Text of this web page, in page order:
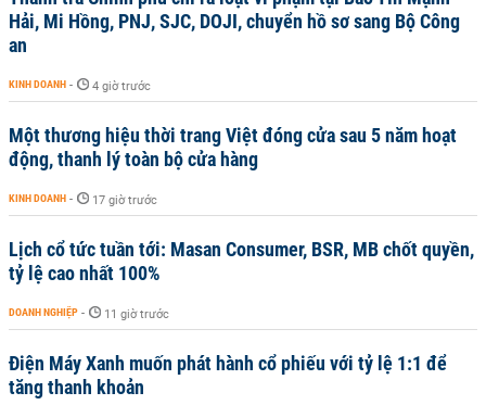
Hải, Mi Hồng, PNJ, SJC, DOJI, chuyển hồ sơ sang Bộ Công
an
KINH DOANH - 4 giờ trước
Một thương hiệu thời trang Việt đóng cửa sau 5 năm hoạt
động, thanh lý toàn bộ cửa hàng
KINH DOANH - 17 giờ trước
Lịch cổ tức tuần tới: Masan Consumer, BSR, MB chốt quyền,
tỷ lệ cao nhất 100%
DOANH NGHIỆP - 11 giờ trước
Điện Máy Xanh muốn phát hành cổ phiếu với tỷ lệ 1:1 để
tăng thanh khoản